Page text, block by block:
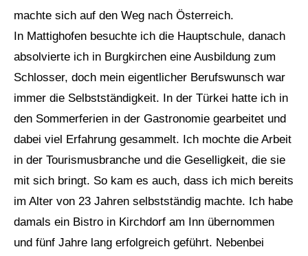
machte sich auf den Weg nach Österreich.
In Mattighofen besuchte ich die Hauptschule, danach
absolvierte ich in Burgkirchen eine Ausbildung zum
Schlosser, doch mein eigentlicher Berufswunsch war
immer die Selbstständigkeit. In der Türkei hatte ich in
den Sommerferien in der Gastronomie gearbeitet und
dabei viel Erfahrung gesammelt. Ich mochte die Arbeit
in der Tourismusbranche und die Geselligkeit, die sie
mit sich bringt. So kam es auch, dass ich mich bereits
im Alter von 23 Jahren selbstständig machte. Ich habe
damals ein Bistro in Kirchdorf am Inn übernommen
und fünf Jahre lang erfolgreich geführt. Nebenbei